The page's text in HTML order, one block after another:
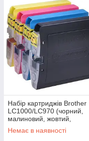
Набір картриджів Brother
LC1000/LC970 (чорний,
малиновий, жовтий,
блакитний)
Немає в наявності